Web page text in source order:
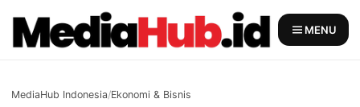
content
MENU
MediaHub Indonesia/Ekonomi & Bisnis